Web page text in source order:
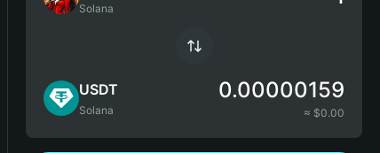
Solana
USDT
Solana
0.00000159
≈ $0.00